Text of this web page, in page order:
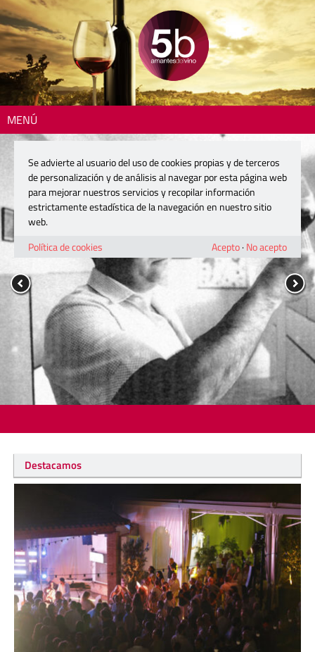
MENÚ
Destacamos
Se advierte al usuario del uso de cookies propias y de terceros
de personalización y de análisis al navegar por esta página web
para mejorar nuestros servicios y recopilar información
estrictamente estadística de la navegación en nuestro sitio
web.
Política de cookies
Acepto· No acepto